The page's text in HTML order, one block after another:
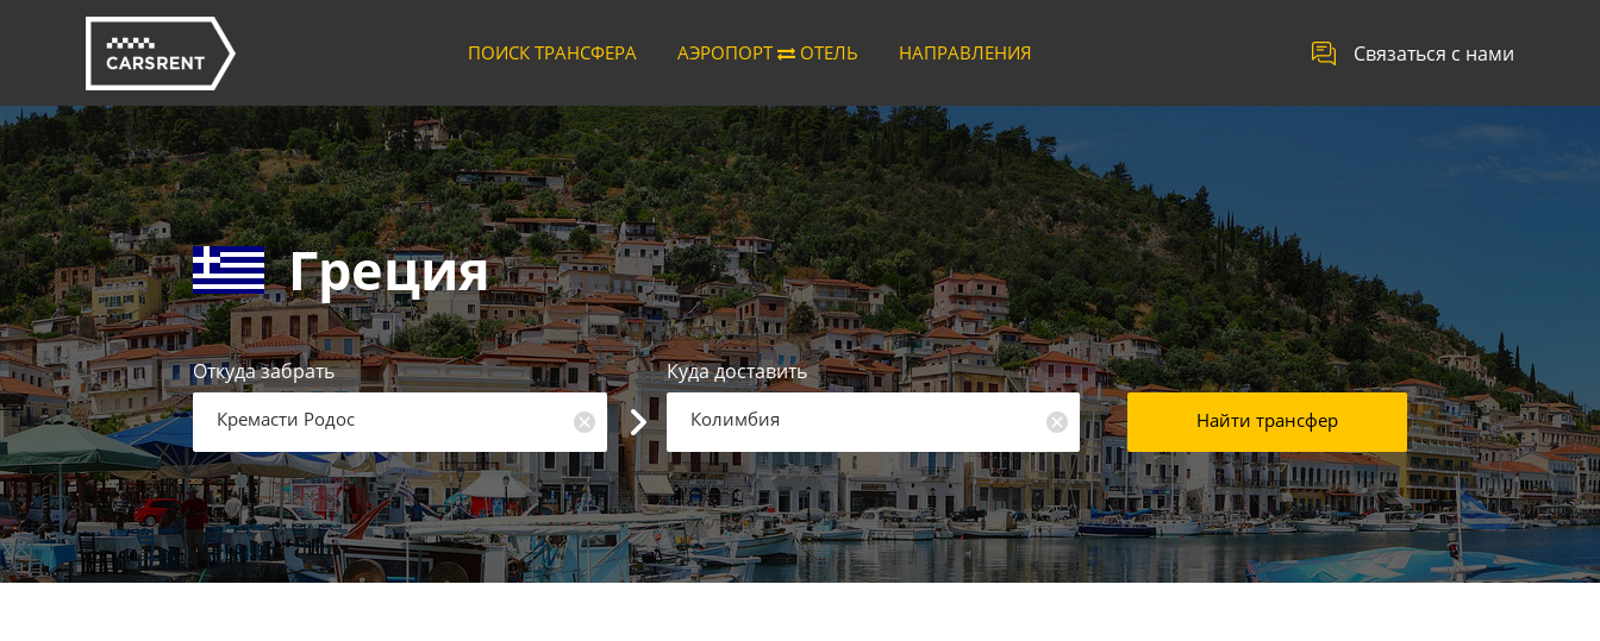
Связаться с нами
ПОИСК ТРАНСФЕРА АЭРОПОРТ ОТЕЛЬ НАПРАВЛЕНИЯ
Греция
Откуда забрать
Кремасти Родос
Куда доставить
Колимбия Найти трансфер